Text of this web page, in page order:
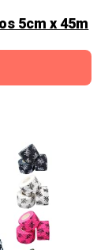
5cm x 45m